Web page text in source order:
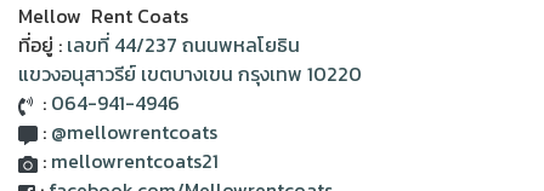
Mellow Rent Coats
ที่อยู่ : เลขที่ 44/237 ถนนพหลโยธิน
แขวงอนุสาวรีย์ เขตบางเขน กรุงเทพ 10220
: 064-941-4946
: @mellowrentcoats
: mellowrentcoats21